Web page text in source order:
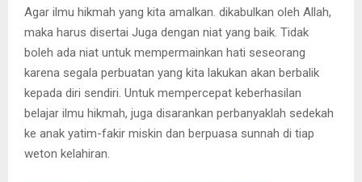
Agar ilmu hikmah yang kita amalkan. dikabulkan oleh Allah,
maka harus disertai Juga dengan niat yang baik. Tidak
boleh ada niat untuk mempermainkan hati seseorang
karena segala perbuatan yang kita lakukan akan berbalik
kepada diri sendiri. Untuk mempercepat keberhasilan
belajar ilmu hikmah, juga disarankan perbanyaklah sedekah
ke anak yatim-fakir miskin dan berpuasa sunnah di tiap
weton kelahiran.